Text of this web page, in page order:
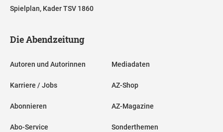
Spielplan, Kader TSV 1860
Die Abendzeitung
Autoren und Autorinnen
Karriere / Jobs
Abonnieren
Abo-Service
Mediadaten
AZ-Shop
AZ-Magazine
Sonderthemen